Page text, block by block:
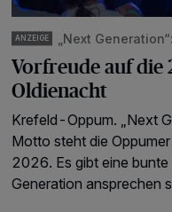
ANZEIGE „Next Generation“:
Vorfreude auf die
Oldienacht
Krefeld-Oppum. „Next
Motto steht die
2026. Es gibt eine
Generation ansprechen